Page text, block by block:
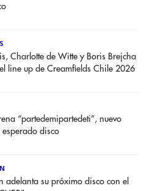
Charlotte de Witte y Boris Brejcha
line up de Creamfields Chile 2026
“partedemipartedeti”, nuevo
esperado disco
adelanta su próximo disco con el